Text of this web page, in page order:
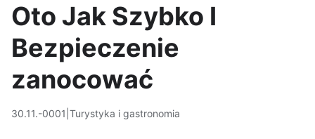
Oto Jak Szybko I
Bezpieczenie
zanocować
30.11.-0001 Turystyka i gastronomia